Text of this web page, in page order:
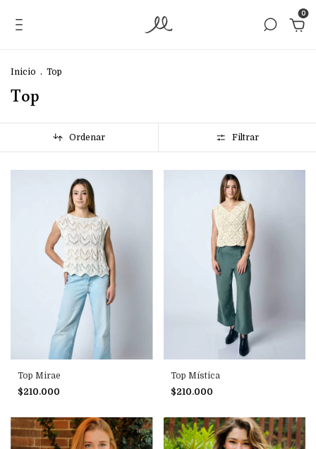
0
Inicio . Top
Top
Ordenar Filtrar
Top Mirae
$210.000
Top Mística
$210.000